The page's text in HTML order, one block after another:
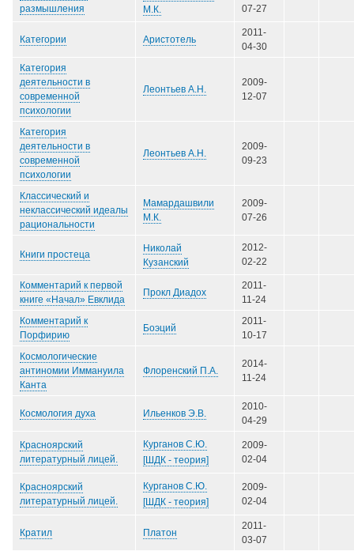
размышления
М.К.
07-27
Категории Аристотель
2011-
04-30
Категория
деятельности в
современной
психологии
Леонтьев А.Н.
2009-
12-07
Категория
деятельности в
современной
психологии
Леонтьев А.Н.
2009-
09-23
Классический и
неклассический идеалы
рациональности
Мамардашвили
М.К.
2009-
07-26
Книги простеца
Николай
Кузанский
2012-
02-22
Комментарий к первой
книге «Начал» Евклида
Прокл Диадох
2011-
11-24
Комментарий к
Порфирию
Боэций
2011-
10-17
Космологические
антиномии Иммануила
Канта
Флоренский П.А.
2014-
11-24
Космология духа Ильенков Э.В.
2010-
04-29
Красноярский
литературный лицей.
Курганов С.Ю.
[ШДК - теория]
2009-
02-04
Красноярский
литературный лицей.
Курганов С.Ю.
[ШДК - теория]
2009-
02-04
Кратил Платон
2011-
03-07